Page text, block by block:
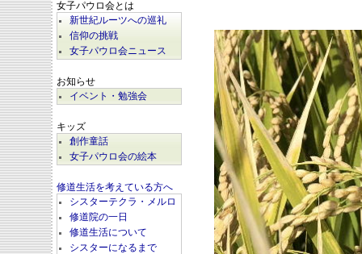
女子パウロ会とは
新世紀ルーツへの巡礼
信仰の挑戦
女子パウロ会ニュース
お知らせ
イベント・勉強会
キッズ
創作童話
女子パウロ会の絵本
修道生活を考えている方へ
シスターテクラ・メルロ
修道院の一日
修道生活について
シスターになるまで